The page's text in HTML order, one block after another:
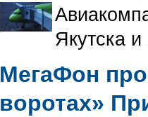
Якутска
МегаФон
воротах»